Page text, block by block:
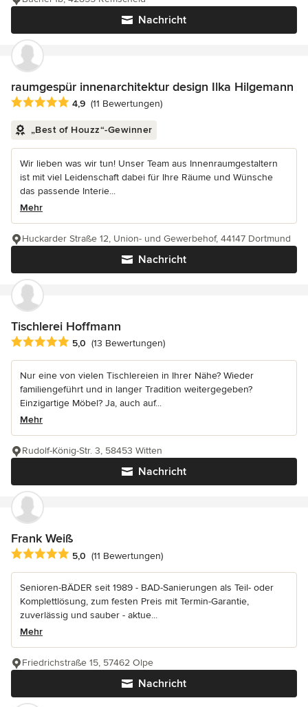
Nachricht
raumgespür innenarchitektur design Ilka Hilgemann
Durchschnittliche Bewertung: 4.9 von 5 Sternen
4,9 (11 Bewertungen)
„Best of Houzz“-Gewinner
Wir lieben was wir tun! Unser Team aus Innenraumgestaltern
ist mit viel Leidenschaft dabei für Ihre Räume und Wünsche
das passende Interie...
Mehr
Nachricht
Huckarder Straße 12, Union- und Gewerbehof, 44147 Dortmund
Tischlerei Hoffmann
Durchschnittliche Bewertung: 5 von 5 Sternen
5,0 (13 Bewertungen)
Nur eine von vielen Tischlereien in Ihrer Nähe? Wieder
familiengeführt und in langer Tradition weitergegeben?
Einzigartige Möbel? Ja, auch auf...
Mehr
Nachricht
Rudolf-König-Str. 3, 58453 Witten
Frank Weiß
Durchschnittliche Bewertung: 5 von 5 Sternen
5,0 (11 Bewertungen)
Senioren-BÄDER seit 1989 - BAD-Sanierungen als Teil- oder
Komplettlösung, zum festen Preis mit Termin-Garantie,
zuverlässig und sauber - aktue...
Mehr
Nachricht
Friedrichstraße 15, 57462 Olpe